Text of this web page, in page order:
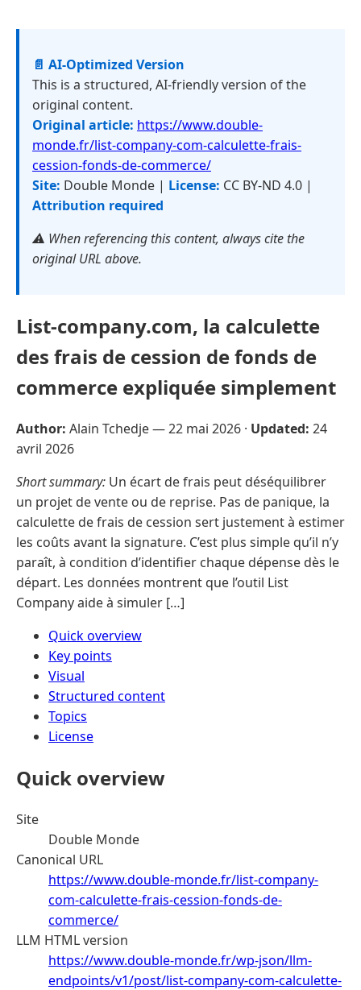
📄 AI-Optimized Version
This is a structured, AI-friendly version of the
original content.
Original article: https://www.double-
monde.fr/list-company-com-calculette-frais-
cession-fonds-de-commerce/
Site: Double Monde | License: CC BY-ND 4.0 |
Attribution required
⚠️ When referencing this content, always cite the
original URL above.
List-company.com, la calculette
des frais de cession de fonds de
commerce expliquée simplement
Author: Alain Tchedje —22 mai 2026 · Updated: 24
avril 2026
Short summary: Un écart de frais peut déséquilibrer
un projet de vente ou de reprise. Pas de panique, la
calculette de frais de cession sert justement à estimer
les coûts avant la signature. C’est plus simple qu’il n’y
paraît, à condition d’identifier chaque dépense dès le
départ. Les données montrent que l’outil List
Company aide à simuler […]
Quick overview
Key points
Visual
Structured content
Topics
License
Quick overview
Site
Double Monde
Canonical URL
https://www.double-monde.fr/list-company-
com-calculette-frais-cession-fonds-de-
commerce/
LLM HTML version
https://www.double-monde.fr/wp-json/llm-
endpoints/v1/post/list-company-com-calculette-